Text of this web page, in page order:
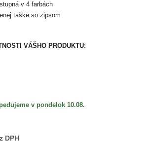
v 4 farbách
taške so zipsom
VÁŠHO PRODUKTU:
v pondelok 10.08.
DPH